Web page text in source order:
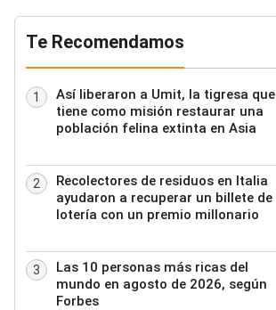
Te Recomendamos
1
Así liberaron a Umit, la tigresa que
tiene como misión restaurar una
población felina extinta en Asia
2
Recolectores de residuos en Italia
ayudaron a recuperar un billete de
lotería con un premio millonario
3
Las 10 personas más ricas del
mundo en agosto de 2026, según
Forbes